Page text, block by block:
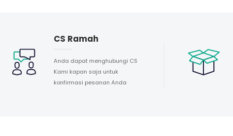
CS Ramah
Anda dapat menghubungi CS
Kami kapan saja untuk
konfirmasi pesanan Anda